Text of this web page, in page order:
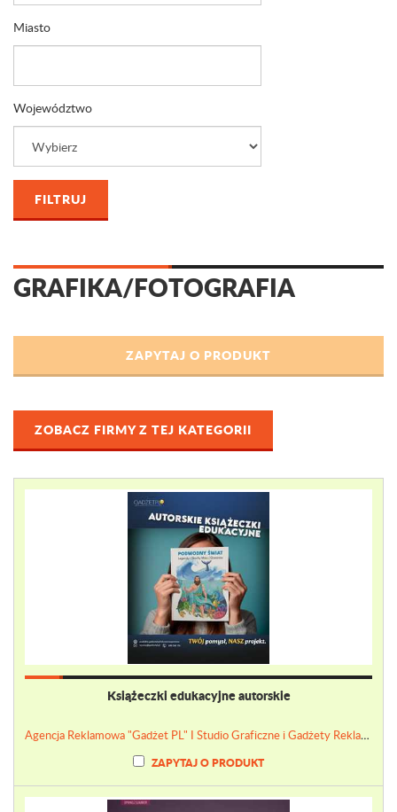
Miasto
Województwo
GRAFIKA/FOTOGRAFIA
ZOBACZ FIRMY Z TEJ KATEGORII
Książeczki edukacyjne autorskie
Agencja Reklamowa "Gadżet PL" I Studio Graficzne i Gadżety Reklamowe
ZAPYTAJ O PRODUKT